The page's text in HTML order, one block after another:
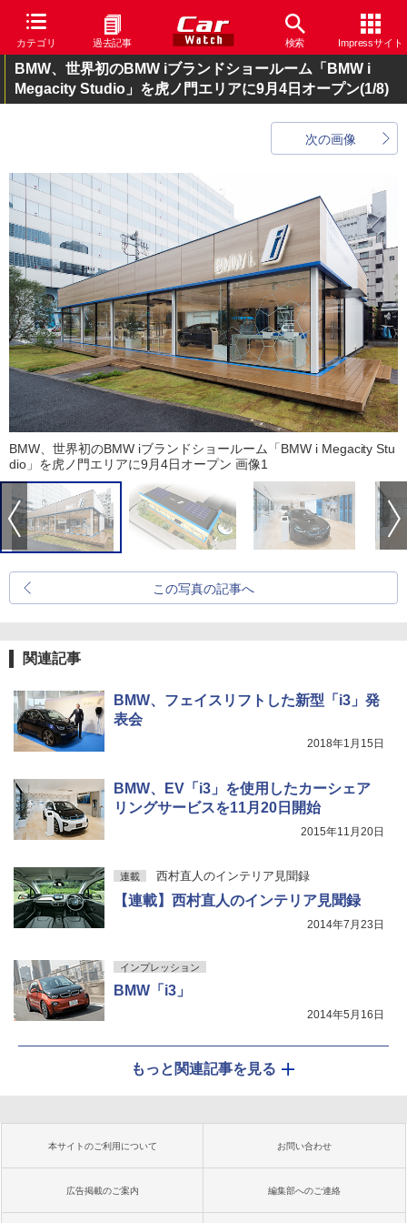
カテゴリ 過去記事 検索 Impressサイト
BMW、世界初のBMW iブランドショールーム「BMW i
Megacity Studio」を虎ノ門エリアに9月4日オープン(1/8)
次の画像
BMW、世界初のBMW iブランドショールーム「BMW i Megacity Stu
dio」を虎ノ門エリアに9月4日オープン 画像1
この写真の記事へ
関連記事
BMW、フェイスリフトした新型「i3」発
表会
2018年1月15日
BMW、EV「i3」を使用したカーシェア
リングサービスを11月20日開始
2015年11月20日
連載 西村直人のインテリア見聞録
【連載】西村直人のインテリア見聞録
2014年7月23日
インプレッション
BMW「i3」
2014年5月16日
もっと関連記事を見る
本サイトのご利用について お問い合わせ
広告掲載のご案内 編集部へのご連絡